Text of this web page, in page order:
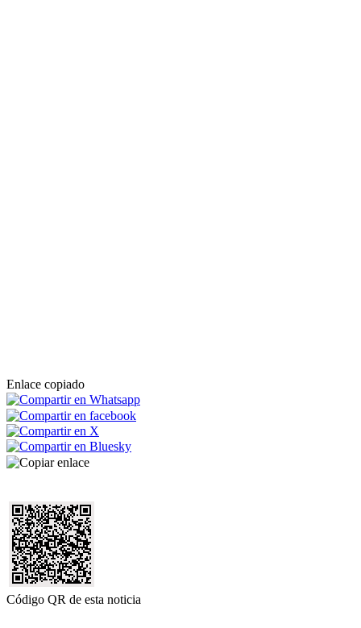
Enlace copiado
Código QR de esta noticia